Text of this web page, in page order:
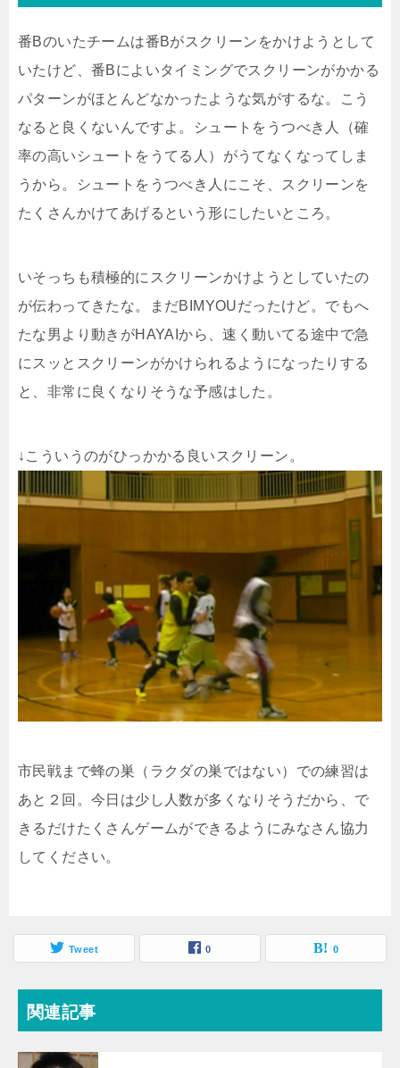
番Bのいたチームは番Bがスクリーンをかけようとして
いたけど、番Bによいタイミングでスクリーンがかかる
パターンがほとんどなかったような気がするな。こう
なると良くないんですよ。シュートをうつべき人（確
率の高いシュートをうてる人）がうてなくなってしま
うから。シュートをうつべき人にこそ、スクリーンを
たくさんかけてあげるという形にしたいところ。
いそっちも積極的にスクリーンかけようとしていたの
が伝わってきたな。まだBIMYOUだったけど。でもへ
たな男より動きがHAYAIから、速く動いてる途中で急
にスッとスクリーンがかけられるようになったりする
と、非常に良くなりそうな予感はした。
↓こういうのがひっかかる良いスクリーン。
市民戦まで蜂の巣（ラクダの巣ではない）での練習は
あと２回。今日は少し人数が多くなりそうだから、で
きるだけたくさんゲームができるようにみなさん協力
してください。
Tweet 0 0
関連記事